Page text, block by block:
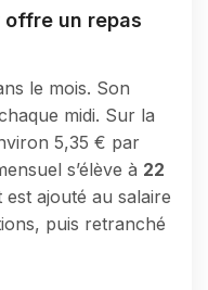
offre un repas
le mois. Son
midi. Sur la
5,35 € par
s’élève à 22
est ajouté au salaire
puis retranché